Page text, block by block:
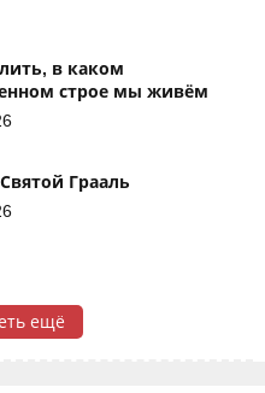
в каком
строе мы живём
Грааль
ещё